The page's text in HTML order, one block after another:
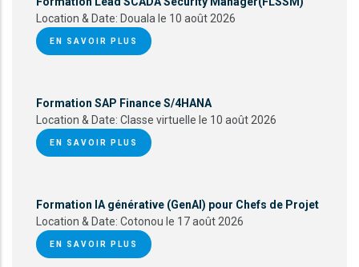
Location & Date: Douala le 10 août 2026
EN SAVOIR PLUS
Formation SAP Finance S/4HANA
Location & Date: Classe virtuelle le 10 août 2026
EN SAVOIR PLUS
Formation IA générative (GenAI) pour Chefs de Projet
Location & Date: Cotonou le 17 août 2026
EN SAVOIR PLUS